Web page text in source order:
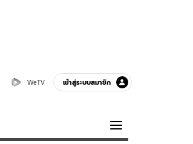
WeTV เข้าสู่ระบบสมาชิก